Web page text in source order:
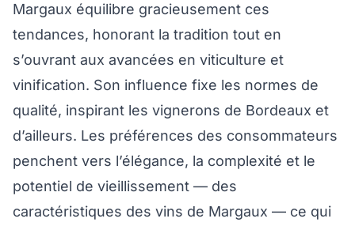
Margaux équilibre gracieusement ces
tendances, honorant la tradition tout en
s’ouvrant aux avancées en viticulture et
vinification. Son influence fixe les normes de
qualité, inspirant les vignerons de Bordeaux et
d’ailleurs. Les préférences des consommateurs
penchent vers l’élégance, la complexité et le
potentiel de vieillissement — des
caractéristiques des vins de Margaux — ce qui